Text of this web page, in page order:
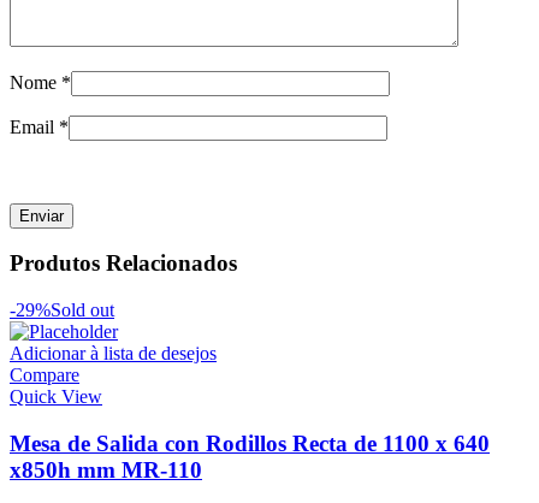
Nome *
Email *
Produtos Relacionados
-29%Sold out
Adicionar à lista de desejos
Compare
Quick View
Mesa de Salida con Rodillos Recta de 1100 x 640
x850h mm MR-110